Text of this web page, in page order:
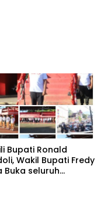
Bupati Ronald
Wakil Bupati Fredy
Buka seluruh